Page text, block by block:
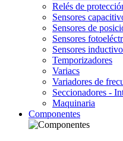
Relés de
Sensores
Sensores de
Sensores
Sensores
Temporizadores
Variacs
Variadores de
Seccionadores -
Maquinaria
Componentes